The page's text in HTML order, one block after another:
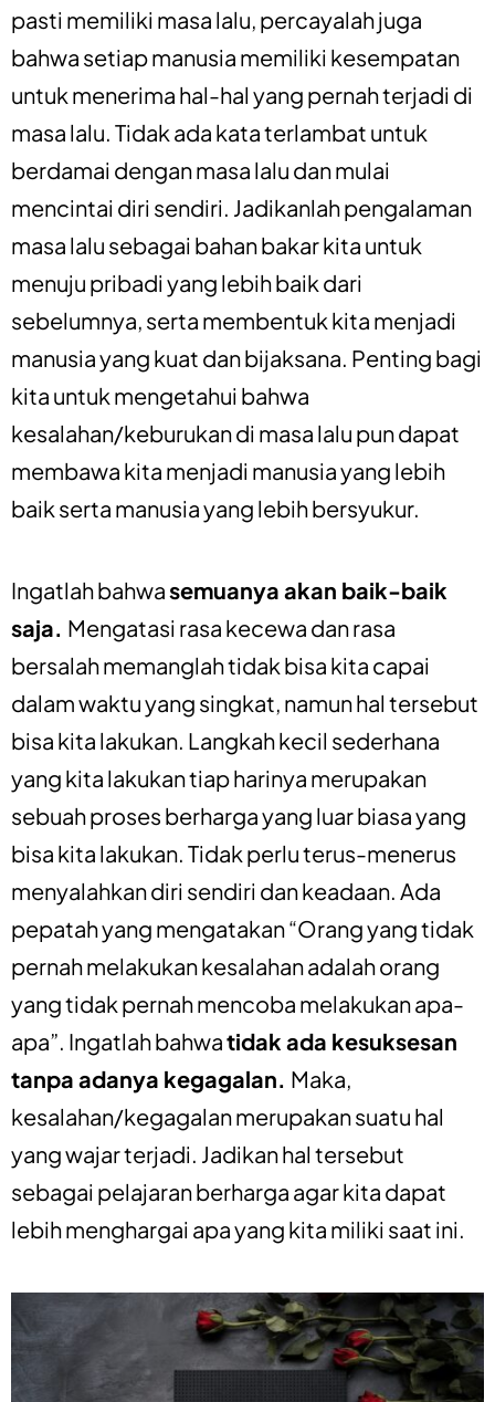
pasti memiliki masa lalu, percayalah juga
bahwa setiap manusia memiliki kesempatan
untuk menerima hal-hal yang pernah terjadi di
masa lalu. Tidak ada kata terlambat untuk
berdamai dengan masa lalu dan mulai
mencintai diri sendiri. Jadikanlah pengalaman
masa lalu sebagai bahan bakar kita untuk
menuju pribadi yang lebih baik dari
sebelumnya, serta membentuk kita menjadi
manusia yang kuat dan bijaksana. Penting bagi
kita untuk mengetahui bahwa
kesalahan/keburukan di masa lalu pun dapat
membawa kita menjadi manusia yang lebih
baik serta manusia yang lebih bersyukur.
Ingatlah bahwasemuanya akan baik-baik
saja. Mengatasi rasa kecewa dan rasa
bersalah memanglah tidak bisa kita capai
dalam waktu yang singkat, namun hal tersebut
bisa kita lakukan. Langkah kecil sederhana
yang kita lakukan tiap harinya merupakan
sebuah proses berharga yang luar biasa yang
bisa kita lakukan. Tidak perlu terus-menerus
menyalahkan diri sendiri dan keadaan. Ada
pepatah yang mengatakan “Orang yang tidak
pernah melakukan kesalahan adalah orang
yang tidak pernah mencoba melakukan apa-
apa”. Ingatlah bahwatidak ada kesuksesan
tanpa adanya kegagalan. Maka,
kesalahan/kegagalan merupakan suatu hal
yang wajar terjadi. Jadikan hal tersebut
sebagai pelajaran berharga agar kita dapat
lebih menghargai apa yang kita miliki saat ini.